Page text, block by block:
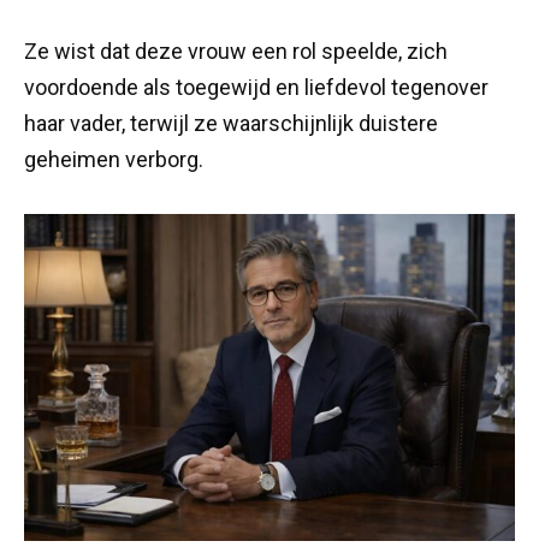
Ze wist dat deze vrouw een rol speelde, zich
voordoende als toegewijd en liefdevol tegenover
haar vader, terwijl ze waarschijnlijk duistere
geheimen verborg.